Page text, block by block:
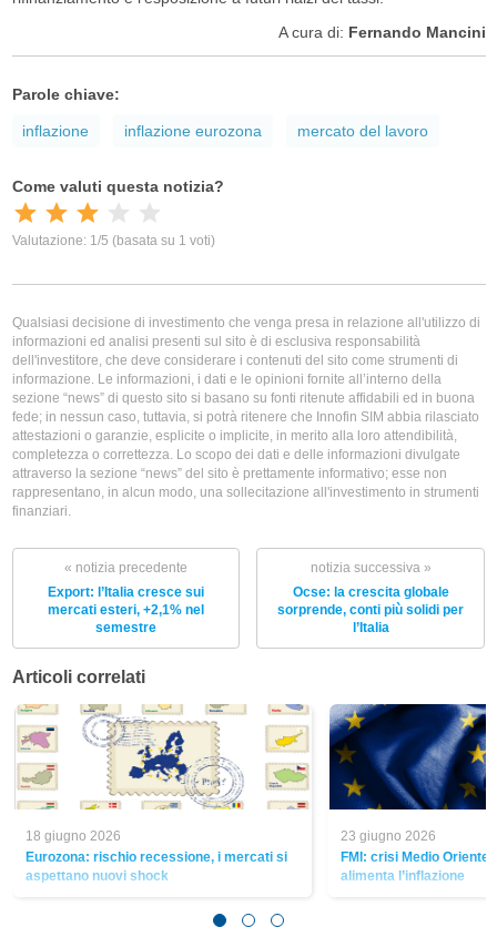
A cura di: Fernando Mancini
Parole chiave:
inflazione inflazione eurozona mercato del lavoro
Qualsiasi decisione di investimento che venga presa in relazione all'utilizzo di
informazioni ed analisi presenti sul sito è di esclusiva responsabilità
dell'investitore, che deve considerare i contenuti del sito come strumenti di
informazione. Le informazioni, i dati e le opinioni fornite all’interno della
sezione “news” di questo sito si basano su fonti ritenute affidabili ed in buona
fede; in nessun caso, tuttavia, si potrà ritenere che Innofin SIM abbia rilasciato
attestazioni o garanzie, esplicite o implicite, in merito alla loro attendibilità,
completezza o correttezza. Lo scopo dei dati e delle informazioni divulgate
attraverso la sezione “news” del sito è prettamente informativo; esse non
rappresentano, in alcun modo, una sollecitazione all'investimento in strumenti
finanziari.
« notizia precedente
Export: l’Italia cresce sui
mercati esteri, +2,1% nel
semestre
notizia successiva »
Ocse: la crescita globale
sorprende, conti più solidi per
l’Italia
Articoli correlati
18 giugno 2026
Eurozona: rischio recessione, i mercati si
aspettano nuovi shock
23 giugno 2026
FMI: crisi Medio Oriente
alimenta l’inflazione